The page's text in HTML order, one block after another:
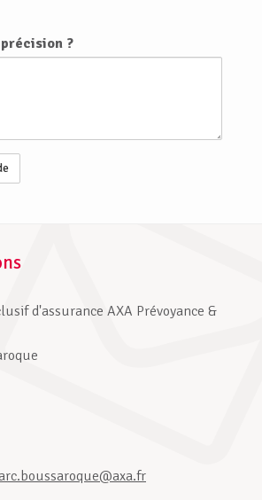
?
d'assurance AXA Prévoyance &